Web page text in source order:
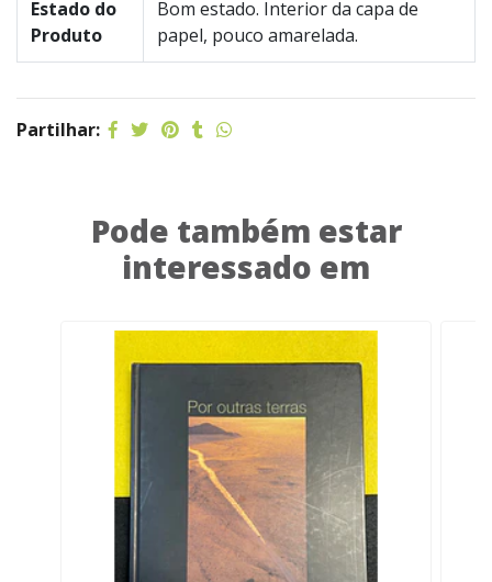
Estado do
Produto
Bom estado. Interior da capa de
papel, pouco amarelada.
Partilhar:
Pode também estar
interessado em